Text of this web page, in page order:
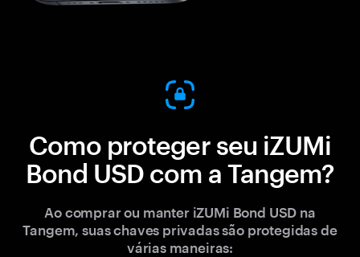
Como proteger seu iZUMi
Bond USD com a Tangem?
Ao comprar ou manter iZUMi Bond USD na
Tangem, suas chaves privadas são protegidas de
várias maneiras: